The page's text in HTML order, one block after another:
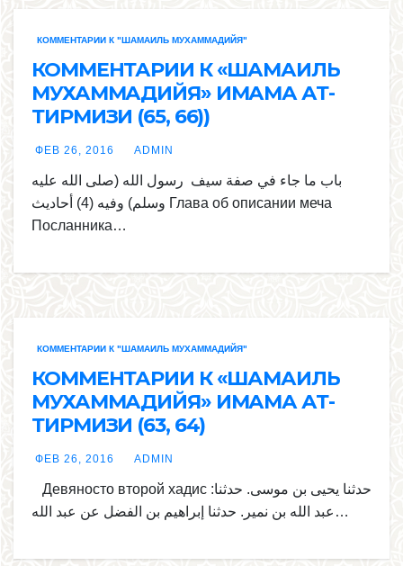
КОММЕНТАРИИ К "ШАМАИЛЬ МУХАММАДИЙЯ"
КОММЕНТАРИИ К «ШАМАИЛЬ
МУХАММАДИЙЯ» ИМАМА АТ-
ТИРМИЗИ (65, 66))
ФЕВ 26, 2016 ADMIN
باب ما جاء في صفة سيف رسول الله (صلى الله عليه
وسلم) وفيه (4) أحاديث Глава об описании меча
Посланника…
КОММЕНТАРИИ К "ШАМАИЛЬ МУХАММАДИЙЯ"
КОММЕНТАРИИ К «ШАМАИЛЬ
МУХАММАДИЙЯ» ИМАМА АТ-
ТИРМИЗИ (63, 64)
ФЕВ 26, 2016 ADMIN
Девяносто второй хадис :حدثنا يحيى بن موسى. حدثنا
عبد الله بن نمير. حدثنا إبراهيم بن الفضل عن عبد الله…